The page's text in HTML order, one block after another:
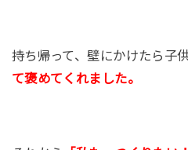
持ち帰って、壁にかけたら子
て褒めてくれました。